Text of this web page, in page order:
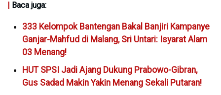
Baca juga:
333 Kelompok Bantengan Bakal Banjiri Kampanye
Ganjar-Mahfud di Malang, Sri Untari: Isyarat Alam
03 Menang!
HUT SPSI Jadi Ajang Dukung Prabowo-Gibran,
Gus Sadad Makin Yakin Menang Sekali Putaran!